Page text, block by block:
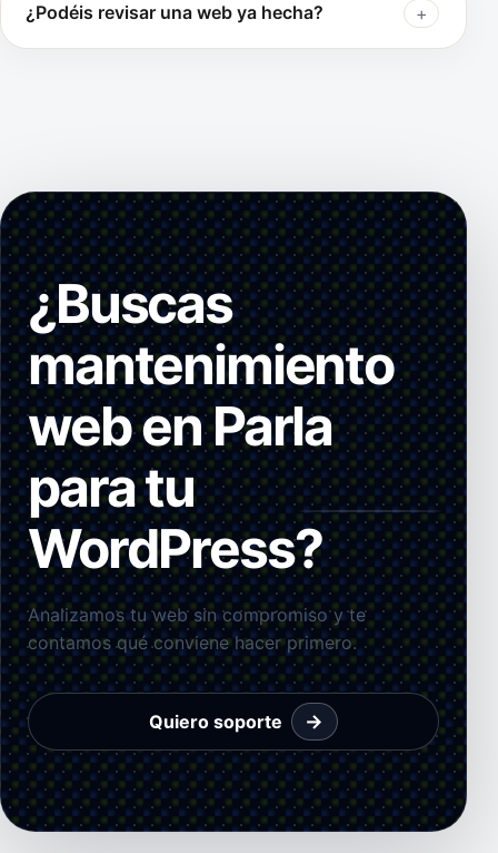
¿Podéis revisar una web ya hecha?
¿Buscas
mantenimiento
web en Parla
para tu
WordPress?
Analizamos tu web sin compromiso y te
contamos qué conviene hacer primero.
Quiero soporte →